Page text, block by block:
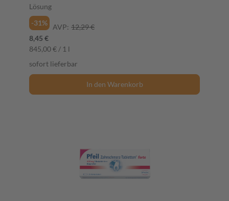
Lösung
-31%
AVP: 12,29 €
8,45 €
845,00 € / 1 l
sofort lieferbar
In den Warenkorb